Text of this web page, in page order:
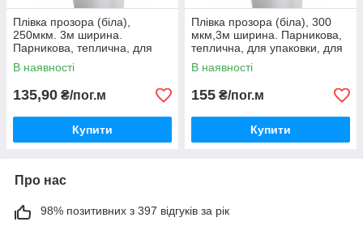
Плівка прозора (біла),
250мкм. 3м ширина.
Парникова, теплична, для
упаковки, для вікон
В наявності
135,90 ₴/пог.м
Купити
Плівка прозора (біла), 300
мкм,3м ширина. Парникова,
теплична, для упаковки, для
вікон
В наявності
155 ₴/пог.м
Купити
Про нас
98% позитивних з 397 відгуків за рік